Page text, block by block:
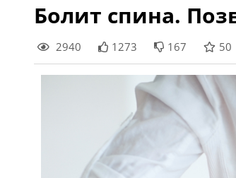
Болит спина.
2940 1273 167 50